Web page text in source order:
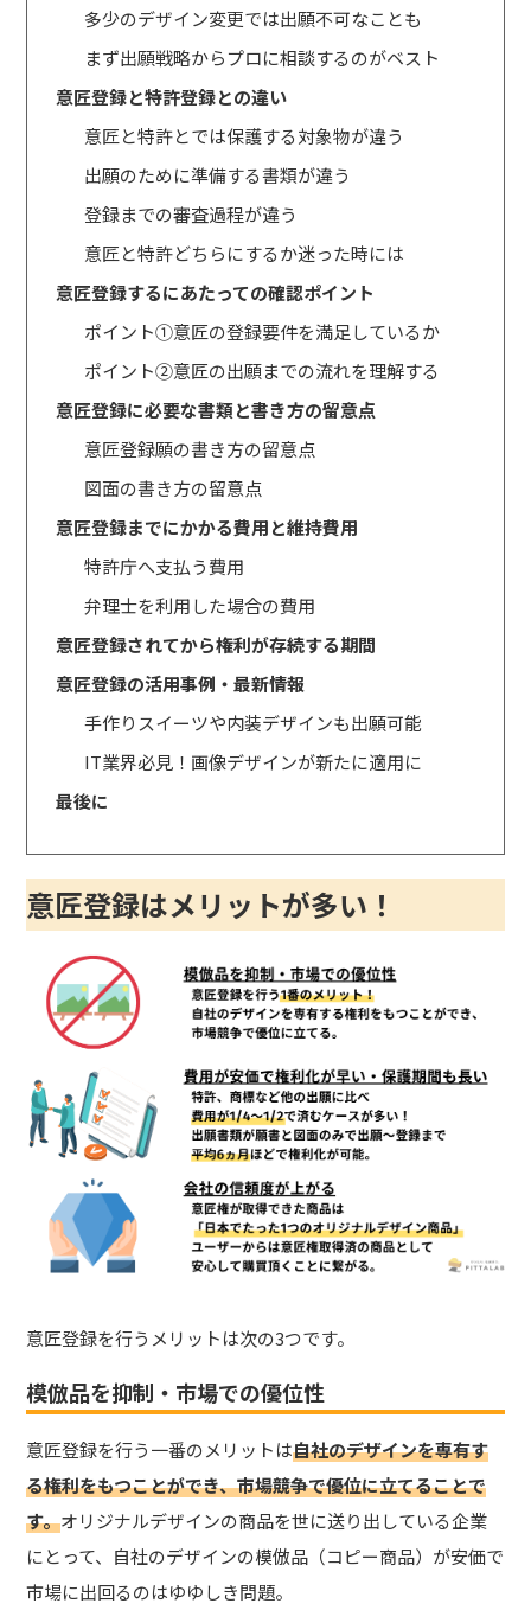
多少のデザイン変更では出願不可なことも
まず出願戦略からプロに相談するのがベスト
意匠登録と特許登録との違い
意匠と特許とでは保護する対象物が違う
出願のために準備する書類が違う
登録までの審査過程が違う
意匠と特許どちらにするか迷った時には
意匠登録するにあたっての確認ポイント
ポイント①意匠の登録要件を満足しているか
ポイント②意匠の出願までの流れを理解する
意匠登録に必要な書類と書き方の留意点
意匠登録願の書き方の留意点
図面の書き方の留意点
意匠登録までにかかる費用と維持費用
特許庁へ支払う費用
弁理士を利用した場合の費用
意匠登録されてから権利が存続する期間
意匠登録の活用事例・最新情報
手作りスイーツや内装デザインも出願可能
IT業界必見！画像デザインが新たに適用に
最後に
意匠登録はメリットが多い！
意匠登録を行うメリットは次の3つです。
模倣品を抑制・市場での優位性
意匠登録を行う一番のメリットは自社のデザインを専有す
る権利をもつことができ、市場競争で優位に立てることで
す。オリジナルデザインの商品を世に送り出している企業
にとって、自社のデザインの模倣品（コピー商品）が安価で
市場に出回るのはゆゆしき問題。